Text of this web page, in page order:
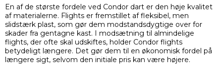
En af de største fordele ved Condor dart er den høje kvalitet
af materialerne. Flights er fremstillet af fleksibel, men
slidstærk plast, som gør dem modstandsdygtige over for
skader fra gentagne kast. I modsætning til almindelige
flights, der ofte skal udskiftes, holder Condor flights
betydeligt længere. Det gør dem til en økonomisk fordel på
længere sigt, selvom den initiale pris kan være højere.